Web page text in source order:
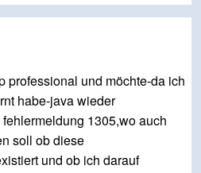
professional und möchte-da ich
habe-java wieder
1305,wo auch
soll ob diese
und ob ich darauf